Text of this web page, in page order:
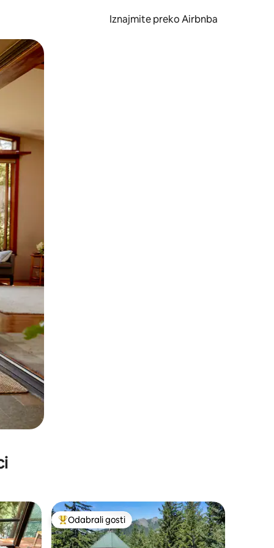
Iznajmite preko Airbnba
prstom po zaslonu.
Među najviše rangiranima s oznakom „Odabrali gosti”
Odabrali gosti